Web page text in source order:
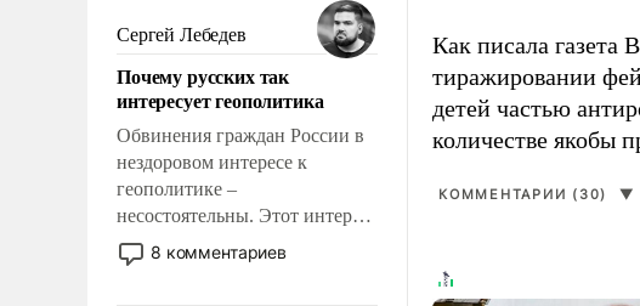
Сергей Лебедев
Почему русских так
интересует геополитика
Обвинения граждан России в
нездоровом интересе к
геополитике –
несостоятельны. Этот интерес
рационален и прагматичен. Он
обусловлен тысячелетним
8 комментариев
Как писала газета
тиражировании
детей частью
количестве якобы
КОММЕНТАРИИ (30) ▼